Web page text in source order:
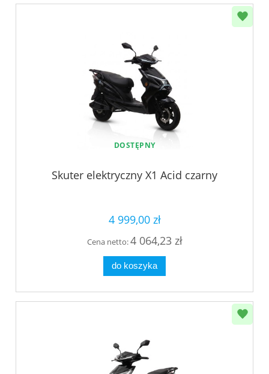
DOSTĘPNY
Skuter elektryczny X1 Acid czarny
4 999,00 zł
Cena netto:4 064,23 zł
do koszyka